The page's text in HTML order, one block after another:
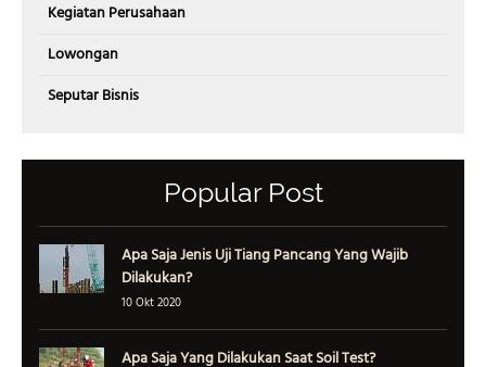
Kegiatan Perusahaan
Lowongan
Seputar Bisnis
Popular Post
Apa Saja Jenis Uji Tiang Pancang Yang Wajib
Dilakukan?
10 Okt 2020
Apa Saja Yang Dilakukan Saat Soil Test?